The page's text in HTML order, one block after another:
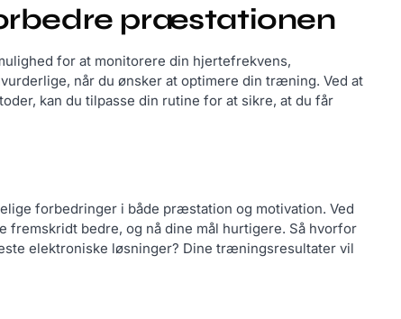
præstationen
for at monitorere din hjertefrekvens,
når du ønsker at optimere din træning. Ved at
kan du tilpasse din rutine for at sikre, at du får
forbedringer i både præstation og motivation. Ved
bedre, og nå dine mål hurtigere. Så hvorfor
elektroniske løsninger? Dine træningsresultater vil